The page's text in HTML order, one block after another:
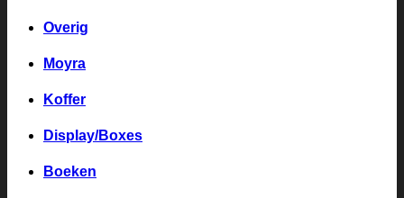
Overig
Moyra
Koffer
Display/Boxes
Boeken